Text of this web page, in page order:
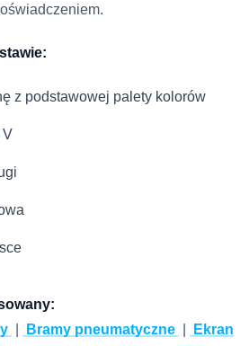
z podstawowej palety kolorów
V
Bramy pneumatyczne
Ekran